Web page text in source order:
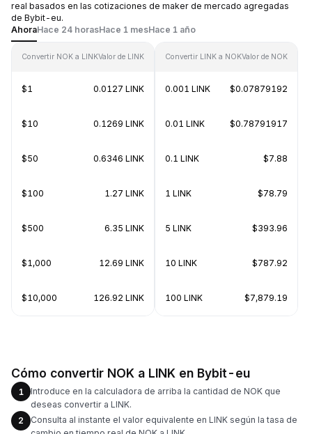
real basados en las cotizaciones de maker de mercado agregadas
de Bybit-eu.
AhoraHace 24 horasHace 1 mesHace 1 año
Convertir NOK a LINKValor de LINK
$1 0.0127 LINK
$10 0.1269 LINK
$50 0.6346 LINK
$100 1.27 LINK
$500 6.35 LINK
$1,000 12.69 LINK
$10,000 126.92 LINK
Convertir LINK a NOKValor de NOK
0.001 LINK $0.07879192
0.01 LINK $0.78791917
0.1 LINK $7.88
1 LINK $78.79
5 LINK $393.96
10 LINK $787.92
100 LINK $7,879.19
Cómo convertir NOK a LINK en Bybit-eu
1
Introduce en la calculadora de arriba la cantidad de NOK que
deseas convertir a LINK.
2
Consulta al instante el valor equivalente en LINK según la tasa de